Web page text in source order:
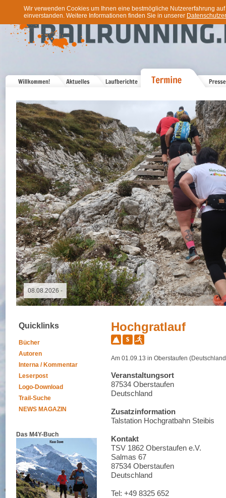
Wir verwenden Cookies um Ihnen eine bestmögliche Nutzererfahrung
einverstanden. Weitere Informationen finden Sie in unserer
09.05.2026 - GutsMuths-Rennsteiglauf
Quicklinks
Bücher
Autoren
Interna / Kommentar
Leserpost
Logo-Download
Trail-Suche
NEWS MAGAZIN
Das M4Y-Buch
Hochgratlauf
Am 01.09.13 in Oberstaufen
Veranstaltungsort
87534 Oberstaufen
Deutschland
Zusatzinformation
Talstation Hochgratbahn Steibis
Kontakt
TSV 1862 Oberstaufen e.V.
Salmas 67
87534 Oberstaufen
Deutschland
Tel: +49 8325 652